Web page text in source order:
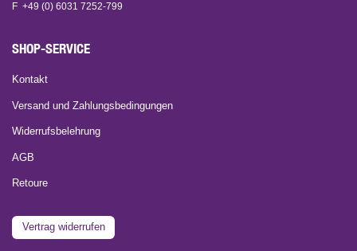
F +49 (0) 6031 7252-799
SHOP-SERVICE
Kontakt
Versand und Zahlungsbedingungen
Widerrufsbelehrung
AGB
Retoure
Vertrag widerrufen